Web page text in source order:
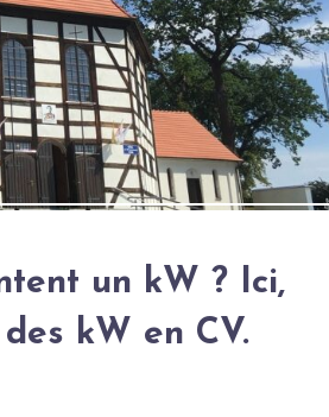
un kW ? Ici,
kW en CV.